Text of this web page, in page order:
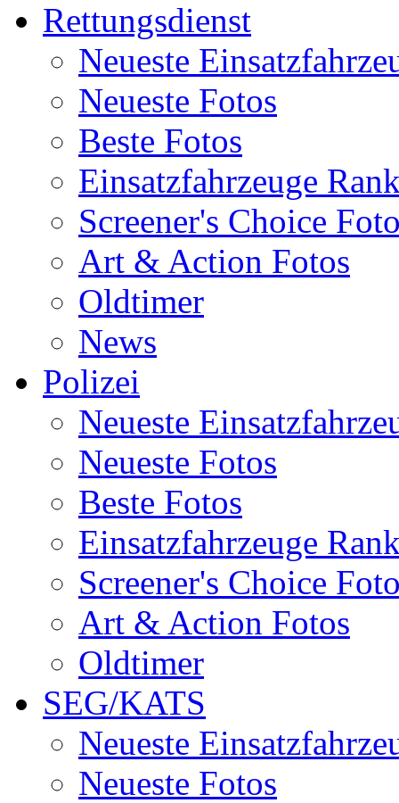
Rettungsdienst
Neueste
Neueste Fotos
Beste Fotos
Einsatzfahrzeuge
Screener's Choice
Art & Action Fotos
Oldtimer
News
Polizei
Neueste
Neueste Fotos
Beste Fotos
Einsatzfahrzeuge
Screener's Choice
Art & Action Fotos
Oldtimer
SEG/KATS
Neueste
Neueste Fotos